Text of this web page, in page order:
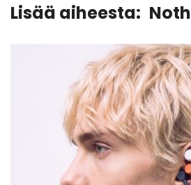
Lisää aiheesta: